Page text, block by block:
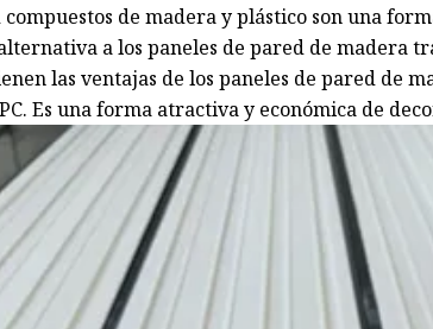
de madera y plástico son una
a los paneles de pared de madera
las ventajas de los paneles de pared de
Es una forma atractiva y económica de